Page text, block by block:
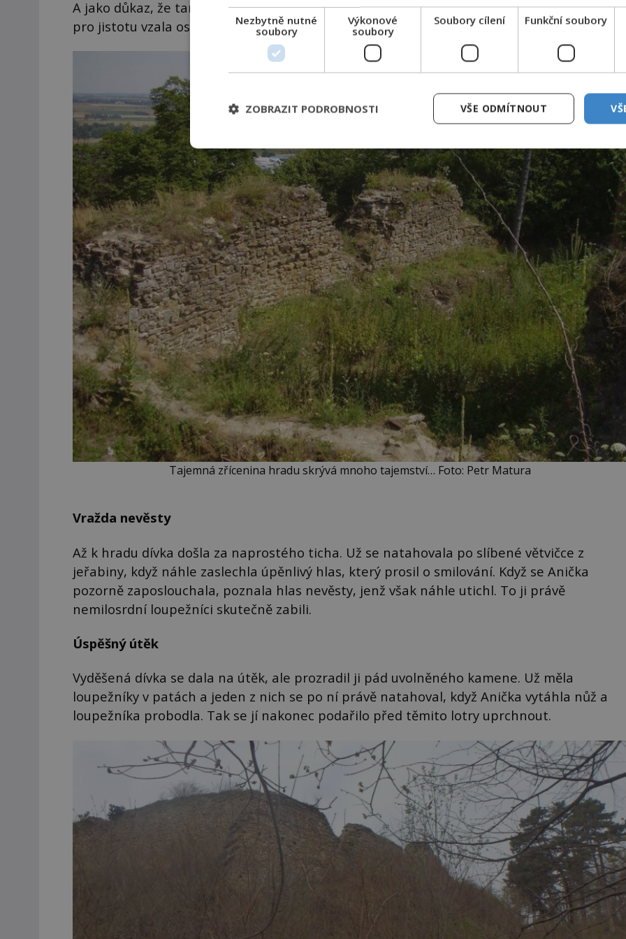
A jako důkaz, že tam došla, se rozhodla přinést větvičku jeřabiny. Na cestu si však s
pro jistotu vzala ostrý nůž.
Tajemná zřícenina hradu skrývá mnoho tajemství… Foto: Petr Matura
Vražda nevěsty
Až k hradu dívka došla za naprostého ticha. Už se natahovala po slíbené větvičce z
jeřabiny, když náhle zaslechla úpěnlivý hlas, který prosil o smilování. Když se Anička
pozorně zaposlouchala, poznala hlas nevěsty, jenž však náhle utichl. To ji právě
nemilosrdní loupežníci skutečně zabili.
Úspěšný útěk
Vyděšená dívka se dala na útěk, ale prozradil ji pád uvolněného kamene. Už měla
loupežníky v patách a jeden z nich se po ní právě natahoval, když Anička vytáhla nůž a
loupežníka probodla. Tak se jí nakonec podařilo před těmito lotry uprchnout.
Nezbytně nutné
soubory
Výkonové
soubory
Soubory cílení Funkční soubory
VŠE ODMÍTNOUT
ZOBRAZIT PODROBNOSTI